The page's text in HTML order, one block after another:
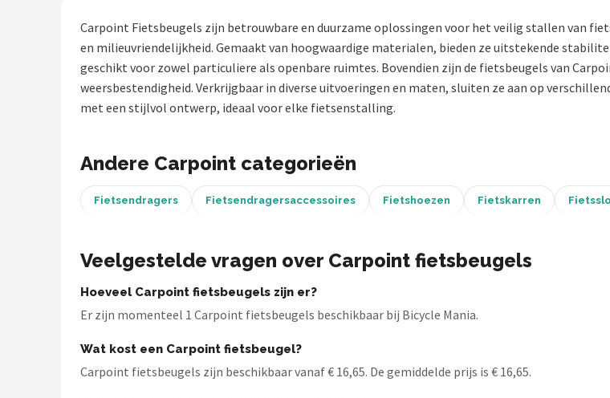
Fietsroutes
Kinderfietsen
Elektrische fietsen
Mountainbikes
POPULAIRE MERKEN
Carpoint Fietsbeugels zijn betrouwbare en duurzame oplossingen voor het veilig stallen van
en milieuvriendelijkheid. Gemaakt van hoogwaardige materialen, bieden ze uitstekende
geschikt voor zowel particuliere als openbare ruimtes. Bovendien zijn de fietsbeugels van
weersbestendigheid. Verkrijgbaar in diverse uitvoeringen en maten, sluiten ze aan op
met een stijlvol ontwerp, ideaal voor elke fietsenstalling.
Andere Carpoint categorieën
Fietsendragers Fietsendragersaccessoires Fietshoezen Fietskarren
Veelgestelde vragen over Carpoint fietsbeugels
Hoeveel Carpoint fietsbeugels zijn er?
Er zijn momenteel 1 Carpoint fietsbeugels beschikbaar bij Bicycle Mania.
Wat kost een Carpoint fietsbeugel?
Carpoint fietsbeugels zijn beschikbaar vanaf € 16,65. De gemiddelde prijs is € 16,65.